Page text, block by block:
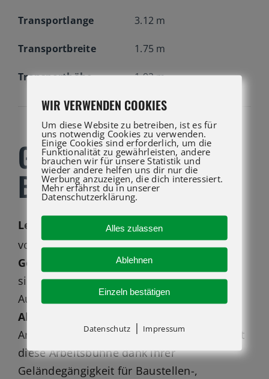
Transportlange 3.12 m
Transportbreite 1.75 m
Transporthöhe 1.92 m
GS-2669 DC KAUFEN
BEI ATG LIFT GMBH
Leise und emissionsfrei: die
vollelektrische Genie® GS™-2669 DC
Gelände-Scherenarbeitsbühne
sich bei Inneneinsätzen ebenso wie bei
Außeneinsätzen Dank ihrerkompakten
Abmessungen
Arbeiten auf beengtem Raum. Zusätzlich ist
diese Arbeitsbühne dank ihrer
Geländegängigkeit für Baustellen-,
WIR VERWENDEN COOKIES
Um diese Website zu betreiben, ist es für
uns notwendig Cookies zu verwenden.
Einige Cookies sind erforderlich, um die
Funktionalität zu gewährleisten, andere
brauchen wir für unsere Statistik und
wieder andere helfen uns dir nur die
Werbung anzuzeigen, die dich interessiert.
Mehr erfährst du in unserer
Datenschutzerklärung.
Alles zulassen
Ablehnen
Einzeln bestätigen
Datenschutz | Impressum